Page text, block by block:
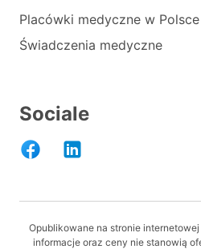
Placówki medyczne w Polsce
Świadczenia medyczne
Sociale
Opublikowane na stronie
informacje oraz ceny nie stanowią